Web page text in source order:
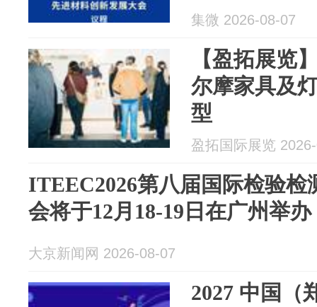
料解法
集微 2026-08-07
【盈拓展览
尔摩家具及
型
盈拓国际展览
ITEEC2026第八届国际检验检
会将于12月18-19日在广州举办
大京新闻网 2026-08-07
2027 中国（